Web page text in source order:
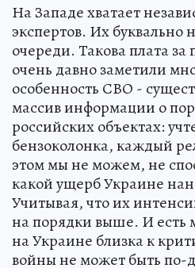
На Западе хватает
экспертов. Их буквально
очереди. Такова плата
очень давно заметили
особенность СВО -
массив информации о
российских объектах:
бензоколонка, каждый
этом мы не можем, не
какой ущерб Украине
Учитывая, что их
на порядки выше. И есть
на Украине близка к
войны не может быть по-